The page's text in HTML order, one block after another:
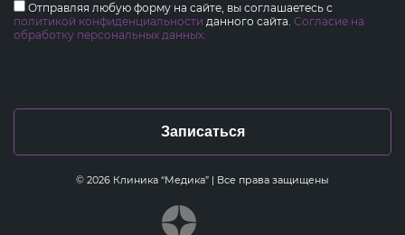
© 2026 Клиника “Медика” | Все права защищены
Записаться
Отправляя любую форму на сайте, вы соглашаетесь с
политикой конфиденциальности данного сайта. Согласие на
обработку персональных данных.